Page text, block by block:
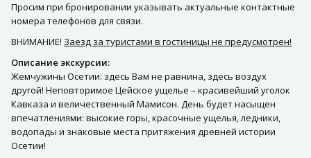
Просим при бронировании указывать актуальные контактные
номера телефонов для связи.
ВНИМАНИЕ! Заезд за туристами в гостиницы не предусмотрен!
Описание экскурсии:
Жемчужины Осетии: здесь Вам не равнина, здесь воздух
другой! Неповторимое Цейское ущелье – красивейший уголок
Кавказа и величественный Мамисон. День будет насыщен
впечатлениями: высокие горы, красочные ущелья, ледники,
водопады и знаковые места притяжения древней истории
Осетии!